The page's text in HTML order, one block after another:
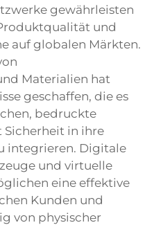
gewährleisten
und
auf globalen Märkten.
Materialien hat
geschaffen, die es
bedruckte
Sicherheit in ihre
integrieren. Digitale
und virtuelle
eine effektive
Kunden und
von physischer